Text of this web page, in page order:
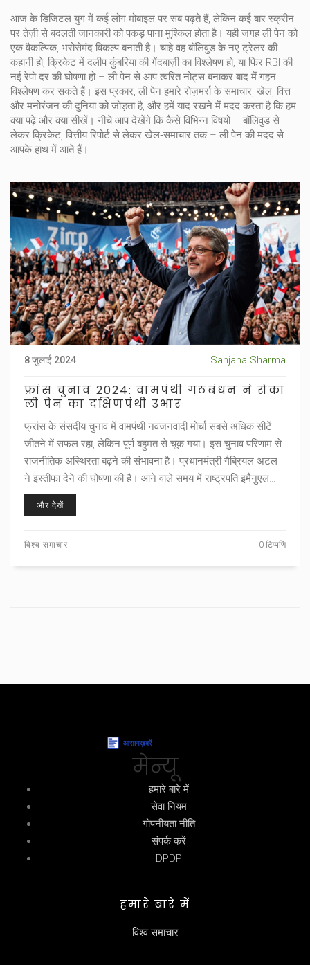
आज के डिजिटल युग में कई लोग मोबाइल पर सब पढ़ते हैं, लेकिन कई बार स्क्रीन
पर तेज़ी से बदलती जानकारी को पकड़ पाना मुश्किल होता है। यही जगह ली पेन को
एक वैकल्पिक, भरोसेमंद विकल्प बनाती है। चाहे वह बॉलिवुड के नए ट्रेलर की
कहानी हो, क्रिकेट में दलीप कुंबरिया की गेंदबाज़ी का विश्लेषण हो, या फिर RBI की
नई रेपो दर की घोषणा हो – ली पेन से आप त्वरित नोट्स बनाकर बाद में गहन
विश्लेषण कर सकते हैं। इस प्रकार, ली पेन हमारे रोज़मर्रा के समाचार, खेल, वित्त
और मनोरंजन की दुनिया को जोड़ता है, और हमें याद रखने में मदद करता है कि हम
क्या पढ़े और क्या सीखें। नीचे आप देखेंगे कि कैसे विभिन्न विषयों – बॉलिवुड से
लेकर क्रिकेट, वित्तीय रिपोर्ट से लेकर खेल‑समाचार तक – ली पेन की मदद से
आपके हाथ में आते हैं।
8 जुलाई 2024 Sanjana Sharma
फ्रांस चुनाव 2024: वामपंथी गठबंधन ने रोका
ली पेन का दक्षिणपंथी उभार
फ्रांस के संसदीय चुनाव में वामपंथी नवजनवादी मोर्चा सबसे अधिक सीटें
जीतने में सफल रहा, लेकिन पूर्ण बहुमत से चूक गया। इस चुनाव परिणाम से
राजनीतिक अस्थिरता बढ़ने की संभावना है। प्रधानमंत्री गैब्रियल अटल
ने इस्तीफा देने की घोषणा की है। आने वाले समय में राष्ट्रपति इमैनुएल
मैक्रों और वामपंथी गठबंधन के बीच सहयोग पर अनिश्चितता बनी हुई है।
और देखें
विश्व समाचार 0 टिप्पणि
मेन्यू
हमारे बारे में
सेवा नियम
गोपनीयता नीति
संपर्क करें
DPDP
हमारे बारे में
विश्व समाचार